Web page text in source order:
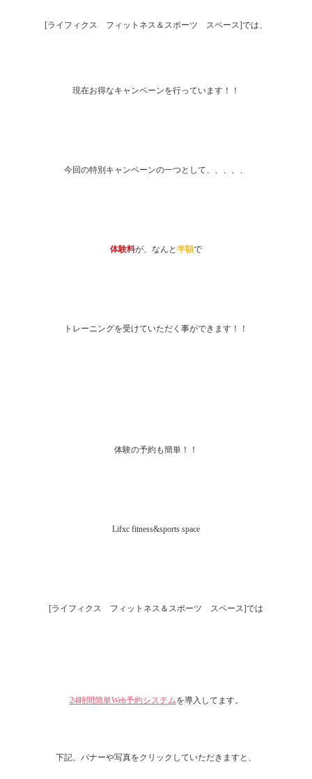
[ライフィクス フィットネス＆スポーツ スペース]では、
現在お得なキャンペーンを行っています！！
今回の特別キャンペーンの一つとして、、、、、
体験料が、なんと 半額で
トレーニングを受けていただく事ができます！！
体験の予約も簡単！！
Lifxc fitness&sports space
[ライフィクス フィットネス＆スポーツ スペース]では
24時間簡単Web予約システムを導入してます。
下記、バナーや写真をクリックしていただきますと、